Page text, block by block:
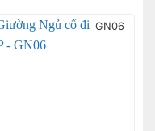
GN06